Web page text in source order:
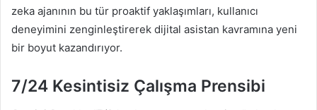
zeka ajanının bu tür proaktif yaklaşımları, kullanıcı
deneyimini zenginleştirerek dijital asistan kavramına yeni
bir boyut kazandırıyor.
7/24 Kesintisiz Çalışma Prensibi